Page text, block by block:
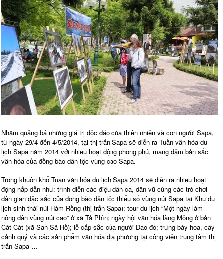
Nhằm quảng bá những giá trị độc đáo của thiên nhiên và con người Sapa,
từ ngày 29/4 đến 4/5/2014, tại thị trấn Sapa sẽ diễn ra Tuần văn hóa du
lịch Sapa năm 2014 với nhiều hoạt động phong phú, mang đậm bản sắc
văn hóa của đồng bào dân tộc vùng cao Sapa.
Trong khuôn khổ Tuần văn hóa du lịch Sapa 2014 sẽ diễn ra nhiều hoạt
động hấp dẫn như: trình diễn các điệu dân ca, dân vũ cùng các trò chơi
dân gian đặc sắc của đồng bào dân tộc thiểu số vùng núi Sapa tại Khu du
lịch sinh thái núi Hàm Rồng (thị trấn Sapa); tour du lịch “Một ngày làm
nông dân vùng núi cao” ở xã Tả Phìn; ngày hội văn hóa làng Mông ở bản
Cát Cát (xã San Sả Hồ); lễ cấp sắc của người Dao đỏ; trưng bày hoa, cây
cảnh quý và các sản phẩm văn hóa địa phương tại công viên trung tâm thị
trấn Sapa …